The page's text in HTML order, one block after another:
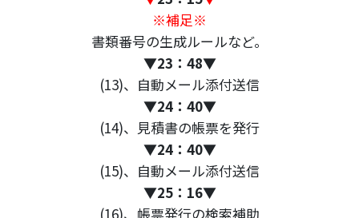
※補足※
書類番号の生成ルールなど。
▼23：48▼
(13)、自動メール添付送信
▼24：40▼
(14)、見積書の帳票を発行
▼24：40▼
(15)、自動メール添付送信
▼25：16▼
(16)、帳票発行の検索補助